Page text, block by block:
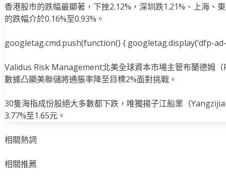
香港股市的跌幅最顯著，下挫2.12%，深圳跌1.21%、上海、
的跌幅介於0.16%至0.93%。
googletag.cmd.push(function() { googletag.display(‘dfp-ad-
Validus Risk Management北美全球資本市場主管布蘭德姆
數據凸顯美聯儲將通脹率降至目標2%面對挑戰。
30隻海指成份股絕大多數都下跌，唯獨揚子江船業（
3.77%至1.65元。
相關熱詞
相關推薦